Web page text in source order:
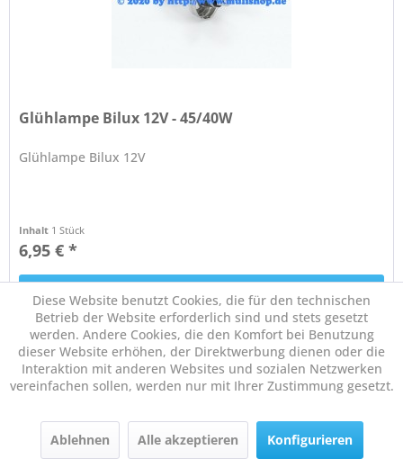
Glühlampe Bilux 12V - 45/40W
Glühlampe Bilux 12V
Inhalt 1 Stück
6,95 € *
In den Warenkorb
Merken
Diese Website benutzt Cookies, die für den technischen
Betrieb der Website erforderlich sind und stets gesetzt
werden. Andere Cookies, die den Komfort bei Benutzung
dieser Website erhöhen, der Direktwerbung dienen oder die
Interaktion mit anderen Websites und sozialen Netzwerken
vereinfachen sollen, werden nur mit Ihrer Zustimmung gesetzt.
Ablehnen Alle akzeptieren Konfigurieren